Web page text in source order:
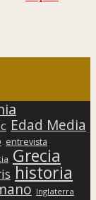
Edad Media
entrevista
Grecia
historia
Inglaterra